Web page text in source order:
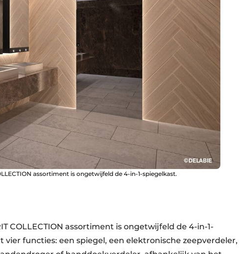
assortiment is ongetwijfeld de 4-in-1-spiegelkast.
COLLECTION assortiment is ongetwijfeld de 4-in-1-
vier functies: een spiegel, een elektronische zeepverdeler,